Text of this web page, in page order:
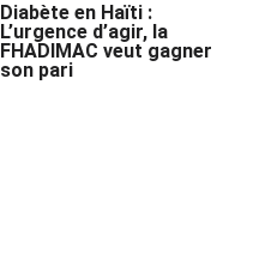
Diabète en Haïti :
L’urgence d’agir, la
FHADIMAC veut gagner
son pari